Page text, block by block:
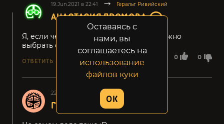
19.Jun.2021 в 22:41 Геральт Ривийский
АНАСТАСИЯ ГРОМОВА
0 0
Я, если честно, вообще не знаю, как можно
выбрать одну любимую игру :D
ОТВЕТИТЬ
22.Jun.2021 в 18:16 Анастасия Громова
ГЕРАЛЬТ РИВИЙСКИЙ
Оставаясь с
нами, вы
соглашаетесь на
использование
файлов куки
OK